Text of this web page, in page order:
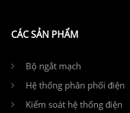
CÁC SẢN PHẨM
Bộ ngắt mạch
Hệ thống phân phối điện
Kiểm soát hệ thống điện